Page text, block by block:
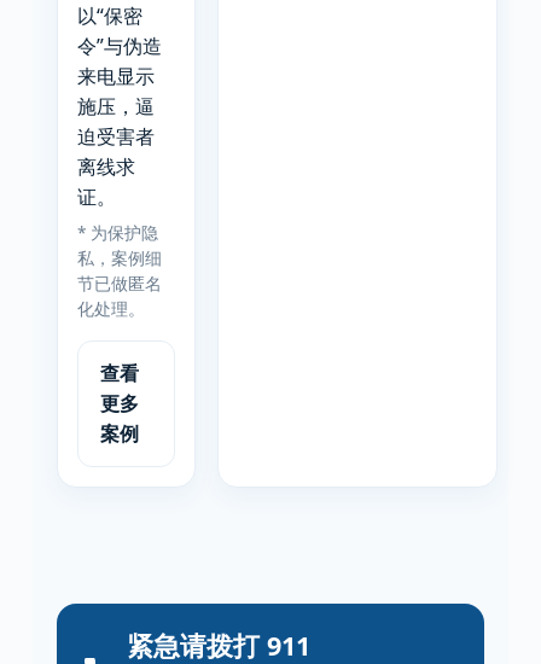
以“保密
令”与伪造
来电显示
施压，逼
迫受害者
离线求
证。
* 为保护隐
私，案例细
节已做匿名
化处理。
查看
更多
案例
紧急请拨打 911